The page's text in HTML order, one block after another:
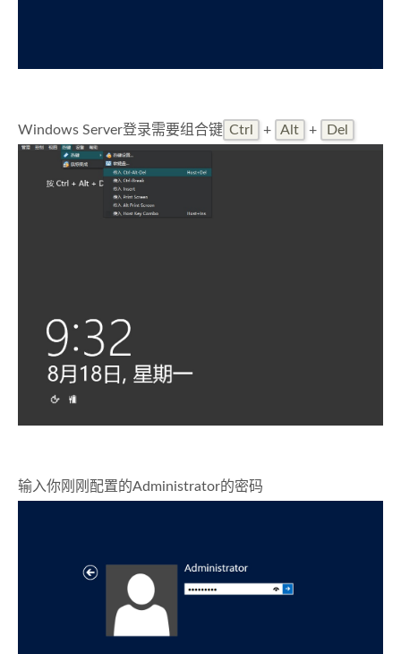
Windows Server登录需要组合键 Ctrl + Alt + Del
输入你刚刚配置的Administrator的密码